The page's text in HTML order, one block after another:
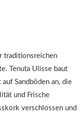
traditionsreichen
Tenuta Ulisse baut
Sandböden an, die
und Frische
verschlossen und